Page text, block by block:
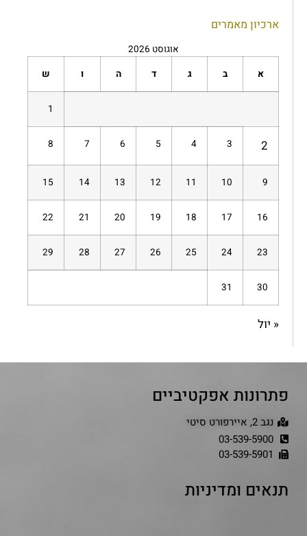
ארכיון מאמרים
אוגוסט 2026
א
ב ג ד ה ו ש
1
2
3
4
5
6
7
8
9
10
11
12
13
14
15
16
17
18
19
20
21
22
23
24
25
26
27
28
29
30
31
« יול
פתרונות אפקטיביים
נגב 2, איירפורט סיטי
03-539-5900
03-539-5901
תנאים ומדיניות